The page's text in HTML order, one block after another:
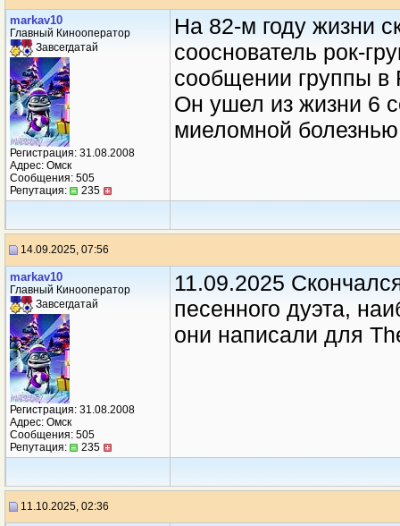
markav10
Главный Кинооператор
Завсегдатай
Регистрация: 31.08.2008
Адрес: Омск
Сообщения: 505
Репутация:
235
На 82-м году жизни
сооснователь рок-
сообщении группы в
Он ушел из жизни 6
миеломной
14.09.2025, 07:56
markav10
Главный Кинооператор
Завсегдатай
Регистрация: 31.08.2008
Адрес: Омск
Сообщения: 505
Репутация:
235
11.09.2025
песенного дуэта,
они написали для
11.10.2025, 02:36